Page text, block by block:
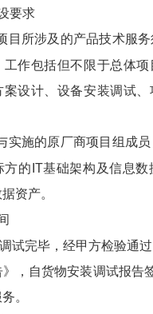
要求
目所涉及的产品技术服
工作包括但不限于总体
案设计、设备安装调试
实施的原厂商项目组成
方的IT基础架构及信息
资产。
试完毕，经甲方检验通
，自货物安装调试报告
。